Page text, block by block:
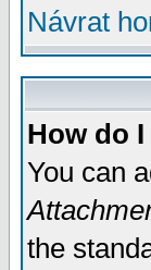
Návrat
How do
You can
the